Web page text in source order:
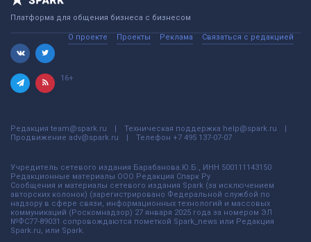
Платформа для общения бизнеса с бизнесом
О проекте Проекты Реклама Связаться с редакцией
16+
Редакция team@spark.ru Техническая поддержка help@spark.ru
Продвижение adv@spark.ru Телефон +7 495 137-07-07
Учредитель сетевого издания Барабанова.Ю.Б., ИНН 500111143150
Редакционные материалы ООО Редакция Спарк Ру
Сообщения и материалы сетевого издания Spark (за исключением
авторских колонок) (зарегистрировано Федеральной службой по
надзору в сфере связи, информационных технологий и массовых
коммуникаций (Роскомнадзор) 27 января 2025 года за номером ЭЛ
№ФС77-89031 сопровождаются пометкой Spark_news или Редакция
Spark.ru, или Spark.